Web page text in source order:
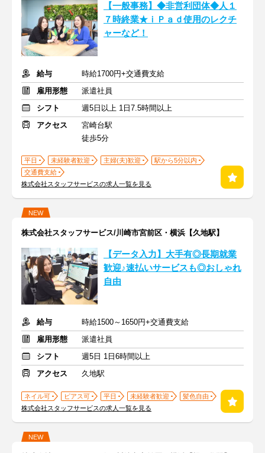
【一般事務】◆非営利団体◆人１
７時終業★ｉＰａｄ使用のレクチ
ャーなど！
給与
時給1700円+交通費支給
雇用形態
派遣社員
シフト
週5日以上 1日7.5時間以上
アクセス
宮崎台駅
徒歩5分
平日 未経験者歓迎 主婦(夫)歓迎
駅から5分以内
交通費支給
株式会社スタッフサービスの求人一覧を見る
NEW
株式会社スタッフサービス/川崎市宮前区・横浜【久地駅】
【データ入力】大手有◎長期就業
歓迎♪速払いサービスも◎おしゃれ
自由
給与
時給1500～1650円+交通費支給
雇用形態
派遣社員
シフト
週5日 1日6時間以上
アクセス
久地駅
ネイル可 ピアス可 平日 未経験者歓迎
髪色自由
株式会社スタッフサービスの求人一覧を見る
NEW